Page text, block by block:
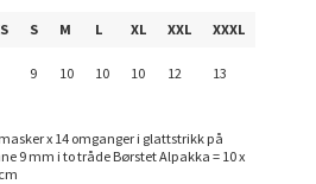
S M L XL XXL
XXXL
9 10 10 10 12 13
x 14 omganger i glattstrikk på
9 mm i to tråde Børstet Alpakka = 10 x